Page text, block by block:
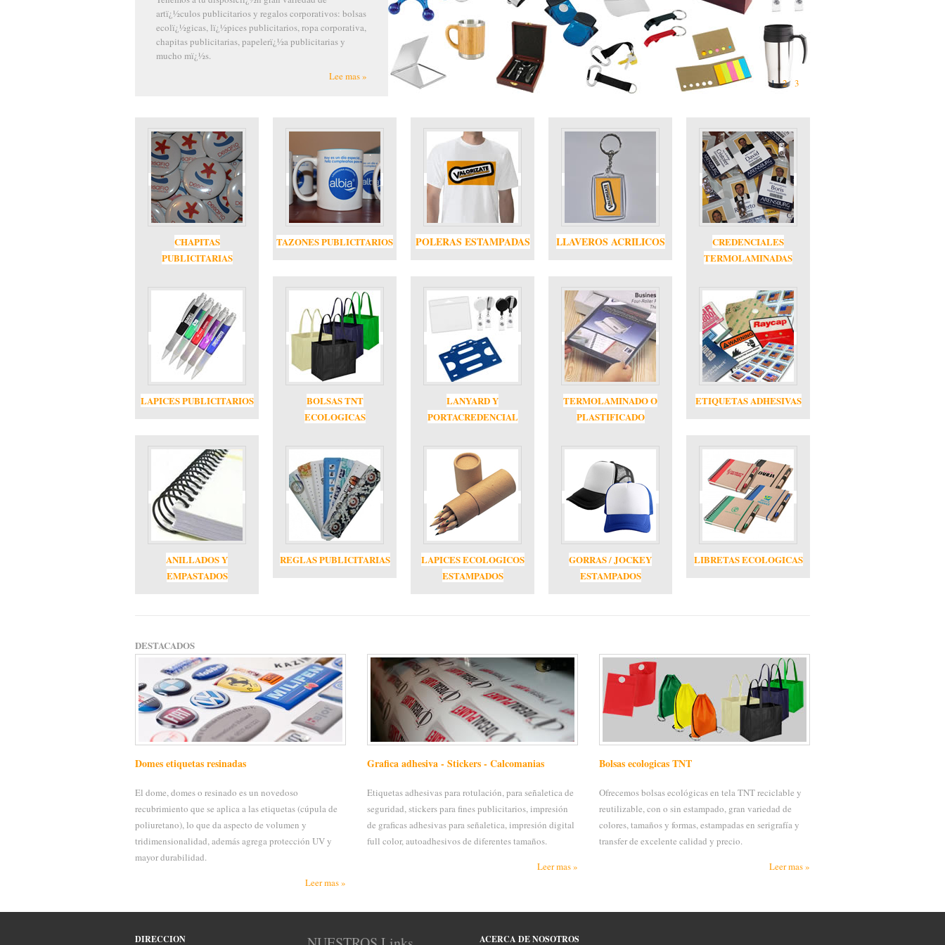
publicitarios, empleando la técnica más adecuada a tus
requerimientos y cada artículo publicitario: serigrafía,
sublimación, transfer, dome..
1 2 3
CHAPITAS
PUBLICITARIAS
TAZONES PUBLICITARIOS POLERAS ESTAMPADAS LLAVEROS ACRILICOS
CREDENCIALES
TERMOLAMINADAS
LAPICES PUBLICITARIOS
BOLSAS TNT
ECOLOGICAS
LANYARD Y
PORTACREDENCIAL
TERMOLAMINADO O
PLASTIFICADO
ETIQUETAS ADHESIVAS
ANILLADOS Y
EMPASTADOS
REGLAS PUBLICITARIAS
LAPICES ECOLOGICOS
ESTAMPADOS
GORRAS / JOCKEY
ESTAMPADOS
LIBRETAS ECOLOGICAS
DESTACADOS
Domes etiquetas resinadas
El dome, domes o resinado es un novedoso
recubrimiento que se aplica a las etiquetas (cúpula de
poliuretano), lo que da aspecto de volumen y
tridimensionalidad, además agrega protección UV y
mayor durabilidad.
Leer mas »
Grafica adhesiva - Stickers - Calcomanias
Etiquetas adhesivas para rotulación, para señaletica de
seguridad, stickers para fines publicitarios, impresión
de graficas adhesivas para señaletica, impresión digital
full color, autoadhesivos de diferentes tamaños.
Leer mas »
Bolsas ecologicas TNT
Ofrecemos bolsas ecológicas en tela TNT reciclable y
reutilizable, con o sin estampado, gran variedad de
colores, tamaños y formas, estampadas en serigrafía y
transfer de excelente calidad y precio.
Leer mas »
DIRECCION ACERCA DE NOSOTROS